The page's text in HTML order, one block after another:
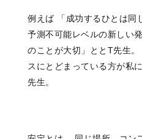
例えば 「成功するひとは同
予測不可能レベルの新しい
のことが大切」ととT先生
スにとどまっている方が私
先生。